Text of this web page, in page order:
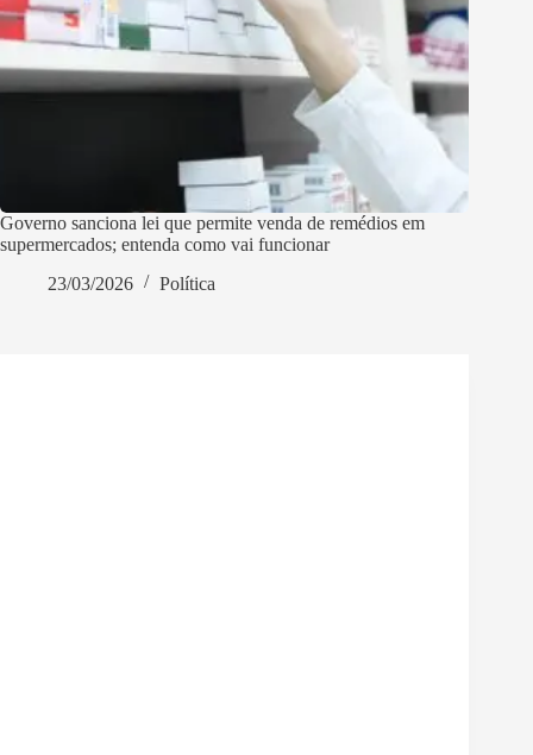
Governo sanciona lei que permite venda de remédios em
supermercados; entenda como vai funcionar
23/03/2026
Política